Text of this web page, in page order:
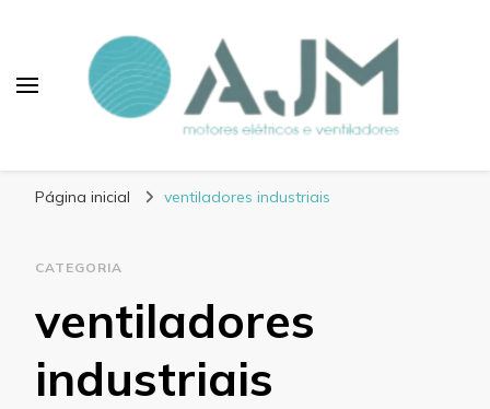
Elétricos e Ventiladores
Página inicial ventiladores industriais
CATEGORIA
ventiladores
industriais